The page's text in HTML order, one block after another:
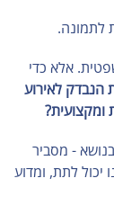
לתמונה.
אלא כדי
הנבדק לאירוע
ומקצועית?
- מסביר
יכול לתת, ומדוע